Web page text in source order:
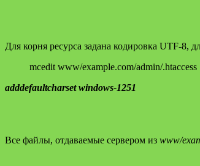
Для корня ресурса задана кодировка UTF-8,
mcedit www/example.com/admin/.htaccess
adddefaultcharset windows-1251
Все файлы, отдаваемые сервером из www/